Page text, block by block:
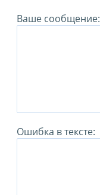
Ваше сообщение:
Ошибка в тексте: